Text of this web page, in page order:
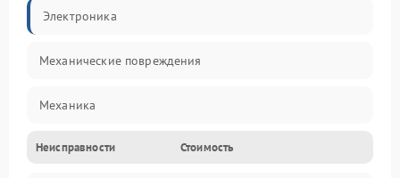
Электроника
Механические повреждения
Механика
Электропитание
Неисправности Стоимость